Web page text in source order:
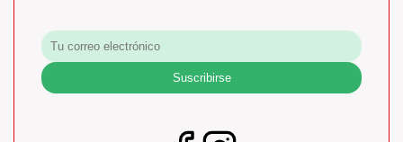
Suscribirse